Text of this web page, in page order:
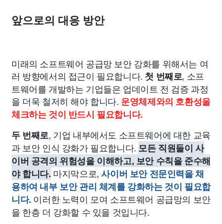
앞으로의 대응 방안
미래의 소프트웨어 공급망 보안 강화를 위해서는 여
러 방향에서의 접근이 필요합니다. 첫 번째로, 소프
트웨어를 개발하는 기업들은 업데이트 전 검증 과정
을 더욱 철저히 해야 합니다. 운영체제와의 호환성을
체크하는 것이 반드시 필요합니다.
두 번째로, 기업 내부에서도 소프트웨어에 대한 교육
과 보안 인식 강화가 필요합니다. 모든 직원들이 사
이버 공격의 위험성을 이해하고, 보안 수칙을 준수해
야 합니다. 마지막으로,사이버 보안 전문인력을 채
용하여 내부 보안 관리 체계를 강화하는 것이 필요합
니다. 이러한 노력이 모여 소프트웨어 공급망의 보안
을 한층 더 강화할 수 있을 것입니다.